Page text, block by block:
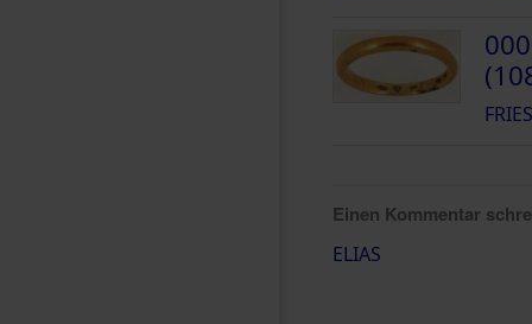
Einen Kommentar
ELIAS